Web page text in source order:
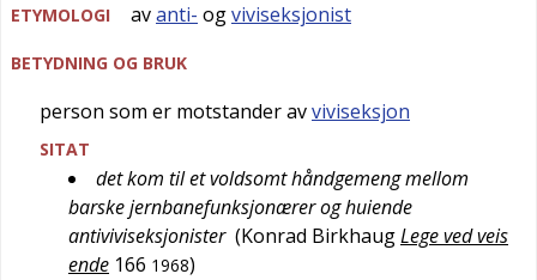
ETYMOLOGI
avanti- ogviviseksjonist
BETYDNING OG BRUK
person som er motstander avviviseksjon
SITAT
det kom til et voldsomt håndgemeng mellom
barske jernbanefunksjonærer og huiende
antiviviseksjonister (Konrad BirkhaugLege ved veis
ende 166 1968)